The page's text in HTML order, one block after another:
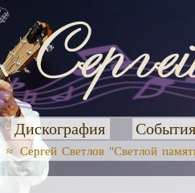
Дискография
≈ Сергей Светлов "Светлой